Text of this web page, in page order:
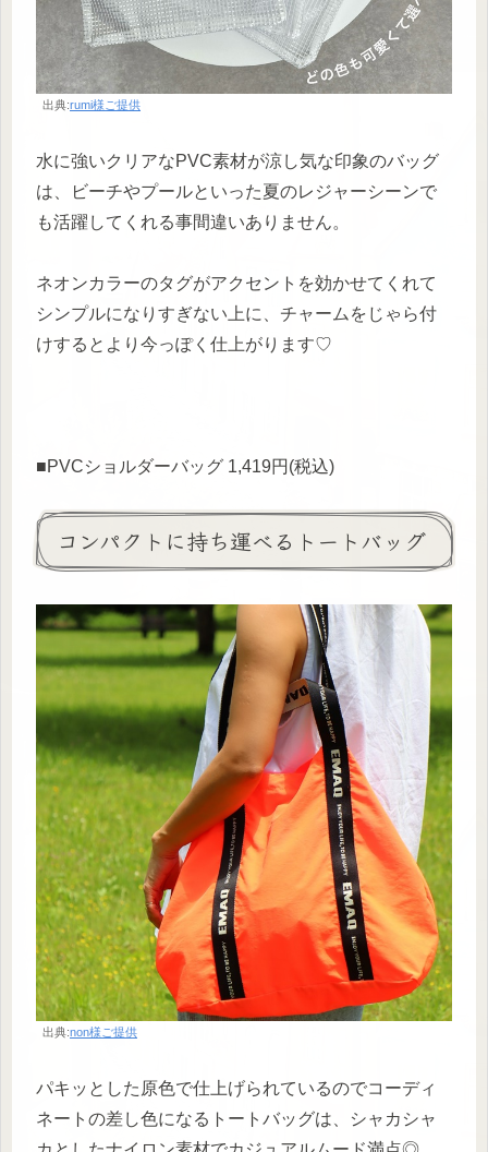
出典:rumi様ご提供
水に強いクリアなPVC素材が涼し気な印象のバッグ
は、ビーチやプールといった夏のレジャーシーンで
も活躍してくれる事間違いありません。
ネオンカラーのタグがアクセントを効かせてくれて
シンプルになりすぎない上に、チャームをじゃら付
けするとより今っぽく仕上がります♡
■PVCショルダーバッグ 1,419円(税込)
コンパクトに持ち運べるトートバッグ
出典:non様ご提供
パキッとした原色で仕上げられているのでコーディ
ネートの差し色になるトートバッグは、シャカシャ